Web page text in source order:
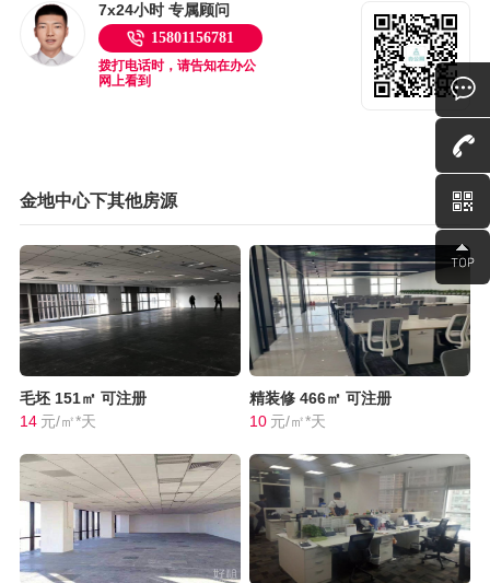
7x24小时 专属顾问
15801156781
拨打电话时，请告知在办公
网上看到
金地中心下其他房源
毛坯 151㎡ 可注册
14 元/㎡*天
精装修 466㎡ 可注册
10 元/㎡*天